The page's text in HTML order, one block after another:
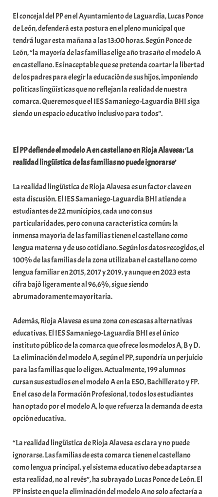
u
n
i
t
a
t
e
a
El concejal del PP en el Ayuntamiento de Laguardia, Lucas Ponce
de León, defenderá esta postura en el pleno municipal que
tendrá lugar esta mañana a las 13:00 horas. Según Ponce de
León, “la mayoría de las familias elige año tras año el modelo A
en castellano. Es inaceptable que se pretenda coartar la libertad
de los padres para elegir la educación de sus hijos, imponiendo
políticas lingüísticas que no reflejan la realidad de nuestra
comarca. Queremos que el IES Samaniego-Laguardia BHI siga
siendo un espacio educativo inclusivo para todos”.
El PP defiende el modelo A en castellano en Rioja Alavesa: ‘La
realidad lingüística de las familias no puede ignorarse’
La realidad lingüística de Rioja Alavesa es un factor clave en
esta discusión. El IES Samaniego-Laguardia BHI atiende a
estudiantes de 22 municipios, cada uno con sus
particularidades, pero con una característica común: la
inmensa mayoría de las familias tienen el castellano como
lengua materna y de uso cotidiano. Según los datos recogidos, el
100% de las familias de la zona utilizaban el castellano como
lengua familiar en 2015, 2017 y 2019, y aunque en 2023 esta
cifra bajó ligeramente al 96,6%, sigue siendo
abrumadoramente mayoritaria.
Además, Rioja Alavesa es una zona con escasas alternativas
educativas. El IES Samaniego-Laguardia BHI es el único
instituto público de la comarca que ofrece los modelos A, B y D.
La eliminación del modelo A, según el PP, supondría un perjuicio
para las familias que lo eligen. Actualmente, 199 alumnos
cursan sus estudios en el modelo A en la ESO, Bachillerato y FP.
En el caso de la Formación Profesional, todos los estudiantes
han optado por el modelo A, lo que refuerza la demanda de esta
opción educativa.
“La realidad lingüística de Rioja Alavesa es clara y no puede
ignorarse. Las familias de esta comarca tienen el castellano
como lengua principal, y el sistema educativo debe adaptarse a
esta realidad, no al revés”, ha subrayado Lucas Ponce de León. El
PP insiste en que la eliminación del modelo A no solo afectaría a